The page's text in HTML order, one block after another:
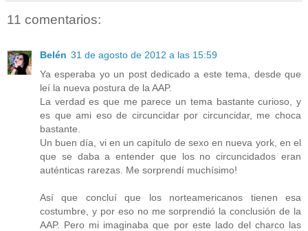
11 comentarios:
Belén 31 de agosto de 2012 a las 15:59
Ya esperaba yo un post dedicado a este tema, desde que
leí la nueva postura de la AAP.
La verdad es que me parece un tema bastante curioso, y
es que ami eso de circuncidar por circuncidar, me choca
bastante.
Un buen día, vi en un capítulo de sexo en nueva york, en el
que se daba a entender que los no circuncidados eran
auténticas rarezas. Me sorprendí muchísimo!
Así que concluí que los norteamericanos tienen esa
costumbre, y por eso no me sorprendió la conclusión de la
AAP. Pero mi imaginaba que por este lado del charco las